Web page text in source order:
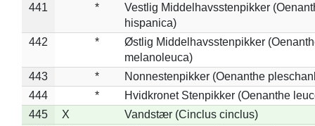
441
*
Vestlig Middelhavsstenpikker
hispanica)
442
*
Østlig Middelhavsstenpikker
melanoleuca)
443
*
Nonnestenpikker (Oenanthe
444
*
Hvidkronet Stenpikker (Oenanthe
445
X
Vandstær (Cinclus cinclus)